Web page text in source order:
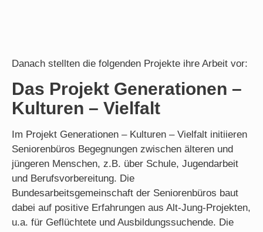
Danach stellten die folgenden Projekte ihre Arbeit vor:
Das Projekt Generationen –
Kulturen – Vielfalt
Im Projekt Generationen – Kulturen – Vielfalt initiieren
Seniorenbüros Begegnungen zwischen älteren und
jüngeren Menschen, z.B. über Schule, Jugendarbeit
und Berufsvorbereitung. Die
Bundesarbeitsgemeinschaft der Seniorenbüros baut
dabei auf positive Erfahrungen aus Alt-Jung-Projekten,
u.a. für Geflüchtete und Ausbildungssuchende. Die